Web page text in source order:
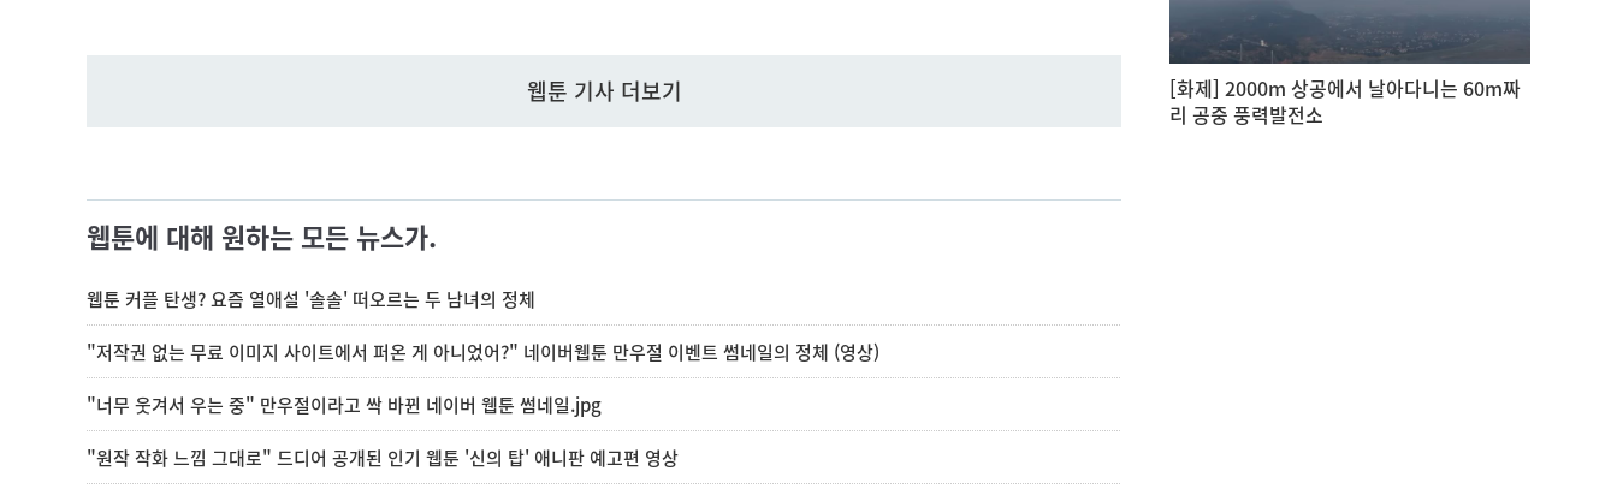
웹툰 기사 더보기
웹툰에 대해 원하는 모든 뉴스가.
웹툰 커플 탄생? 요즘 열애설 '솔솔' 떠오르는 두 남녀의 정체
"저작권 없는 무료 이미지 사이트에서 퍼온 게 아니었어?" 네이버웹툰 만우절 이벤트 썸네일의 정체 (영상)
"너무 웃겨서 우는 중" 만우절이라고 싹 바뀐 네이버 웹툰 썸네일.jpg
"원작 작화 느낌 그대로" 드디어 공개된 인기 웹툰 '신의 탑' 애니판 예고편 영상
[화제] 2000m 상공에서 날아다니는 60m짜
리 공중 풍력발전소